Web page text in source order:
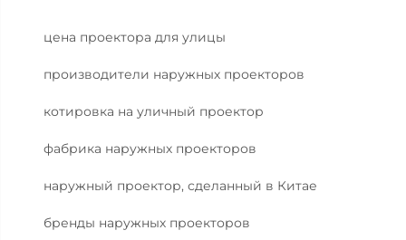
цена проектора для улицы
производители наружных проекторов
котировка на уличный проектор
фабрика наружных проекторов
наружный проектор, сделанный в Китае
бренды наружных проекторов